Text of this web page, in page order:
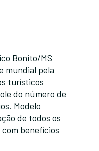
Bonito/MS
mundial pela
turísticos
do número de
Modelo
de todos os
benefícios